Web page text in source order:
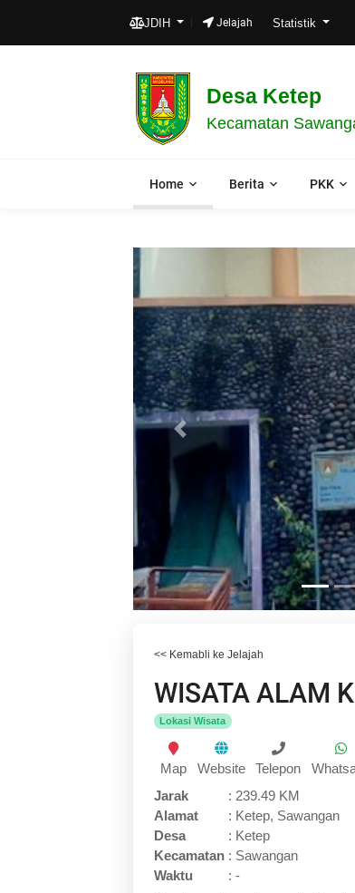
JDIH Jelajah Statistik
Desa Ketep
Kecamatan
Home Berita PKK
Previous
<< Kemabli ke Jelajah
WISATA ALAM
Lokasi Wisata
Map Website Telepon
Jarak
: 239.49 KM
Alamat
: Ketep, Sawangan
Desa
: Ketep
Kecamatan: Sawangan
Waktu
: -